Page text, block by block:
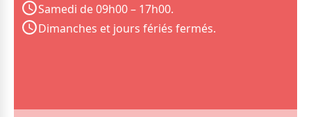
Samedi de 09h00 – 17h00.
Dimanches et jours fériés fermés.